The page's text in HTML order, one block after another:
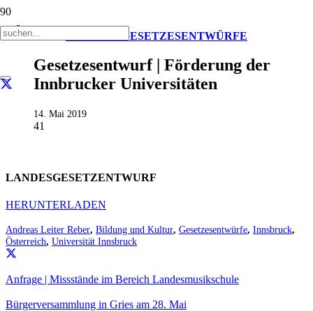
GESETZESENTWÜRFE
Gesetzesentwurf | Förderung der
Innbrucker Universitäten
14. Mai 2019
41
LANDESGESETZENTWURF
HERUNTERLADEN
Andreas Leiter Reber, Bildung und Kultur, Gesetzesentwürfe, Innsbruck,
Österreich, Universität Innsbruck
Anfrage | Missstände im Bereich Landesmusikschule
Bürgerversammlung in Gries am 28. Mai